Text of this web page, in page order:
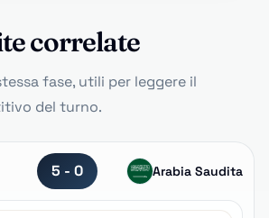
correlate
fase, utili per leggere il
del turno.
5 - 0 Arabia Saudita